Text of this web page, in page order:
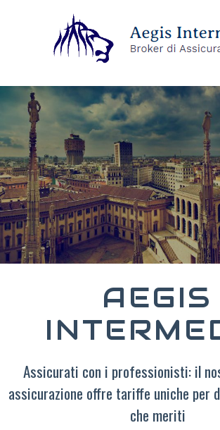
AEGIS
Assicurati con i professionisti: il
assicurazione offre tariffe uniche per
che meriti